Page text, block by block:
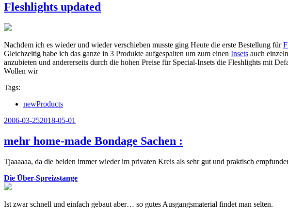
Fleshlights updated
Nachdem ich es wieder und wieder verschieben musste ging Heute die erste Bestellung für
Gleichzeitig habe ich das ganze in 3 Produkte aufgespalten um zum einen Insets auch einzeln
anzubieten und andererseits durch die hohen Preise für Special-Insets die Fleshlights mit
Wollen wir
Tags:
newProducts
Veröffentlicht
2006-03-252018-05-01
mehr home-made Bondage Sachen :
Tjaaaaaa, da die beiden immer wieder im privaten Kreis als sehr gut und praktisch
Die Über-Spreizstange
Ist zwar schnell und einfach gebaut aber… so gutes Ausgangsmaterial findet man selten.